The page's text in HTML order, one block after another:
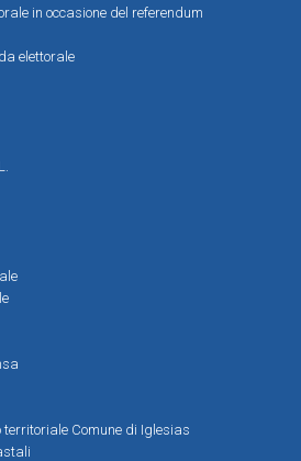
in occasione del referendum
elettorale
Comune di Iglesias